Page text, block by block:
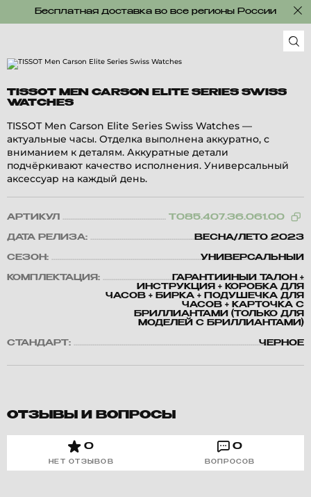
Бесплатная доставка во все регионы России
TISSOT MEN CARSON ELITE SERIES SWISS
WATCHES
TISSOT Men Carson Elite Series Swiss Watches —
актуальные часы. Отделка выполнена аккуратно, с
вниманием к деталям. Аккуратные детали
подчёркивают качество исполнения. Универсальный
аксессуар на каждый день.
АРТИКУЛ T085.407.36.061.00
ДАТА РЕЛИЗА: ВЕСНА/ЛЕТО 2023
СЕЗОН: УНИВЕРСАЛЬНЫЙ
КОМПЛЕКТАЦИЯ:
ГАРАНТИЙНЫЙ ТАЛОН +
ИНСТРУКЦИЯ + КОРОБКА ДЛЯ
ЧАСОВ + БИРКА + ПОДУШЕЧКА ДЛЯ
ЧАСОВ + КАРТОЧКА С
БРИЛЛИАНТАМИ (ТОЛЬКО ДЛЯ
МОДЕЛЕЙ С БРИЛЛИАНТАМИ)
СТАНДАРТ: ЧЕРНОЕ
ОТЗЫВЫ И ВОПРОСЫ
0
НЕТ ОТЗЫВОВ
0
ВОПРОСОВ